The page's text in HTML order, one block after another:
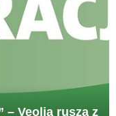
– Veolia rusza z